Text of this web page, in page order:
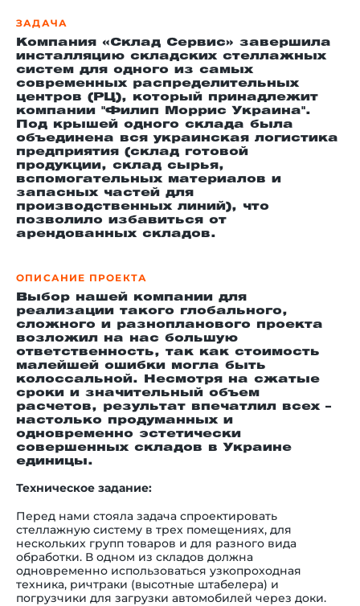
ЗАДАЧА
Компания «Склад Сервис» завершила
инсталляцию складских стеллажных
систем для одного из самых
современных распределительных
центров (РЦ), который принадлежит
компании "Филип Моррис Украина".
Под крышей одного склада была
объединена вся украинская логистика
предприятия (склад готовой
продукции, склад сырья,
вспомогательных материалов и
запасных частей для
производственных линий), что
позволило избавиться от
арендованных складов.
ОПИСАНИЕ ПРОЕКТА
Выбор нашей компании для
реализации такого глобального,
сложного и разнопланового проекта
возложил на нас большую
ответственность, так как стоимость
малейшей ошибки могла быть
колоссальной. Несмотря на сжатые
сроки и значительный объем
расчетов, результат впечатлил всех –
настолько продуманных и
одновременно эстетически
совершенных складов в Украине
единицы.
Техническое задание:
Перед нами стояла задача спроектировать
стеллажную систему в трех помещениях, для
нескольких групп товаров и для разного вида
обработки. В одном из складов должна
одновременно использоваться узкопроходная
техника, ричтраки (высотные штабелера) и
погрузчики для загрузки автомобилей через доки.